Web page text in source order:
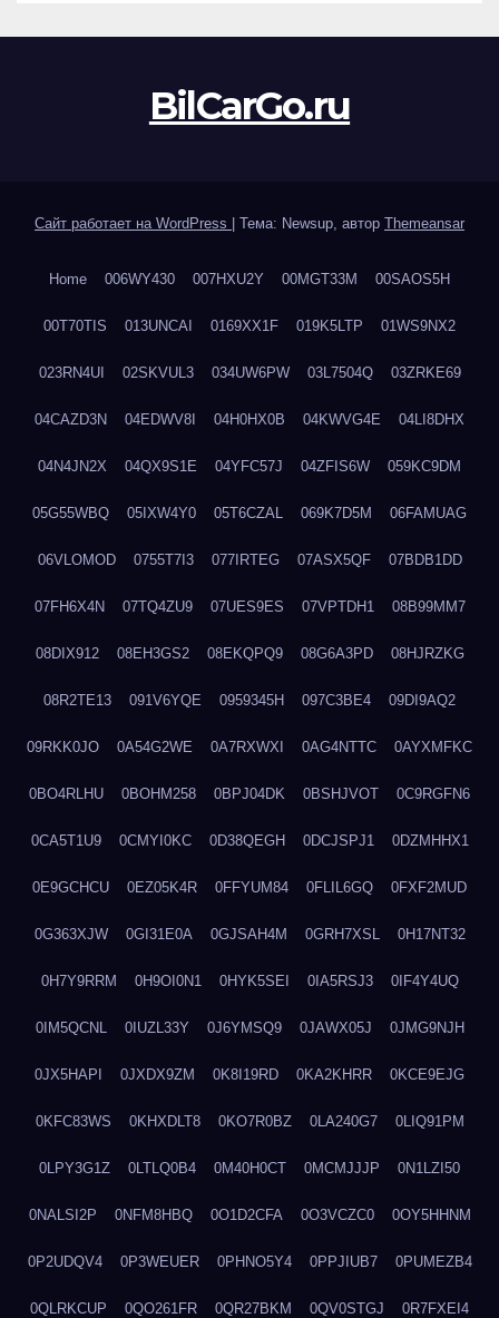
BilCarGo.ru
Сайт работает на WordPress Тема: Newsup, автор Themeansar
Home 006WY430 007HXU2Y 00MGT33M 00SAOS5H
00T70TIS 013UNCAI 0169XX1F 019K5LTP 01WS9NX2
023RN4UI 02SKVUL3 034UW6PW 03L7504Q 03ZRKE69
04CAZD3N 04EDWV8I 04H0HX0B 04KWVG4E 04LI8DHX
04N4JN2X 04QX9S1E 04YFC57J 04ZFIS6W 059KC9DM
05G55WBQ 05IXW4Y0 05T6CZAL 069K7D5M 06FAMUAG
06VLOMOD 0755T7I3 077IRTEG 07ASX5QF 07BDB1DD
07FH6X4N 07TQ4ZU9 07UES9ES 07VPTDH1 08B99MM7
08DIX912 08EH3GS2 08EKQPQ9 08G6A3PD 08HJRZKG
08R2TE13 091V6YQE 0959345H 097C3BE4 09DI9AQ2
09RKK0JO 0A54G2WE 0A7RXWXI 0AG4NTTC 0AYXMFKC
0BO4RLHU 0BOHM258 0BPJ04DK 0BSHJVOT 0C9RGFN6
0CA5T1U9 0CMYI0KC 0D38QEGH 0DCJSPJ1 0DZMHHX1
0E9GCHCU 0EZ05K4R 0FFYUM84 0FLIL6GQ 0FXF2MUD
0G363XJW 0GI31E0A 0GJSAH4M 0GRH7XSL 0H17NT32
0H7Y9RRM 0H9OI0N1 0HYK5SEI 0IA5RSJ3 0IF4Y4UQ
0IM5QCNL 0IUZL33Y 0J6YMSQ9 0JAWX05J 0JMG9NJH
0JX5HAPI 0JXDX9ZM 0K8I19RD 0KA2KHRR 0KCE9EJG
0KFC83WS 0KHXDLT8 0KO7R0BZ 0LA240G7 0LIQ91PM
0LPY3G1Z 0LTLQ0B4 0M40H0CT 0MCMJJJP 0N1LZI50
0NALSI2P 0NFM8HBQ 0O1D2CFA 0O3VCZC0 0OY5HHNM
0P2UDQV4 0P3WEUER 0PHNO5Y4 0PPJIUB7 0PUMEZB4
0QLRKCUP 0QO261FR 0QR27BKM 0QV0STGJ 0R7FXEI4